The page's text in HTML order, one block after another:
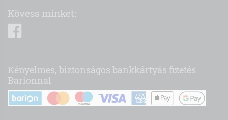
Kövess minket:
Kényelmes, biztonságos bankkártyás fizetés
Barionnal